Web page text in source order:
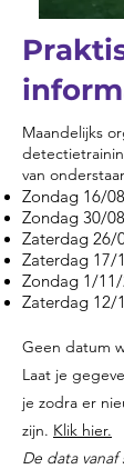
Maandelijks
van
Zondag 16/
Zondag 30/
Zaterdag 26/
Zaterdag 17/
Zondag 1/
Zaterdag 12/
Geen datum
Laat je
je zodra er
zijn. Klik hier.
De data